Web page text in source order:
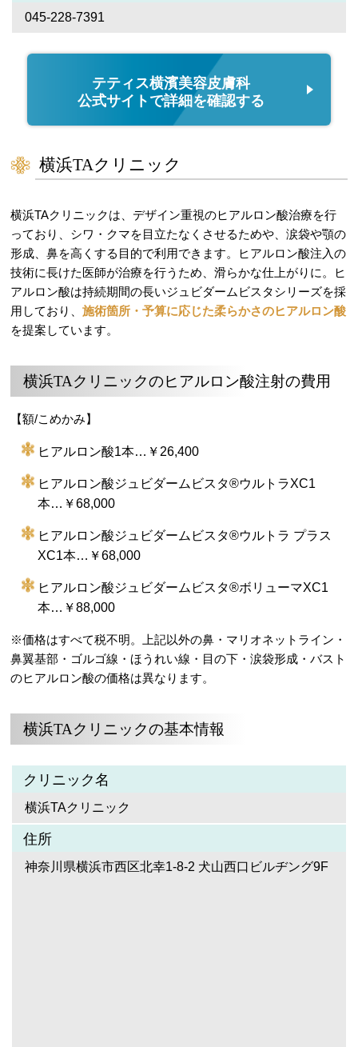
045-228-7391
テティス横濱美容皮膚科
公式サイトで詳細を確認する
横浜TAクリニック
横浜TAクリニックは、デザイン重視のヒアルロン酸治療を行
っており、シワ・クマを目立たなくさせるためや、涙袋や顎の
形成、鼻を高くする目的で利用できます。ヒアルロン酸注入の
技術に長けた医師が治療を行うため、滑らかな仕上がりに。ヒ
アルロン酸は持続期間の長いジュビダームビスタシリーズを採
用しており、 施術箇所・予算に応じた柔らかさのヒアルロン酸
を提案しています。
横浜TAクリニックのヒアルロン酸注射の費用
【額/こめかみ】
ヒアルロン酸1本…￥26,400
ヒアルロン酸ジュビダームビスタ®ウルトラXC1
本…￥68,000
ヒアルロン酸ジュビダームビスタ®ウルトラ プラス
XC1本…￥68,000
ヒアルロン酸ジュビダームビスタ®ボリューマXC1
本…￥88,000
※価格はすべて税不明。上記以外の鼻・マリオネットライン・
鼻翼基部・ゴルゴ線・ほうれい線・目の下・涙袋形成・バスト
のヒアルロン酸の価格は異なります。
横浜TAクリニックの基本情報
クリニック名
横浜TAクリニック
住所
神奈川県横浜市西区北幸1-8-2 犬山西口ビルヂング9F